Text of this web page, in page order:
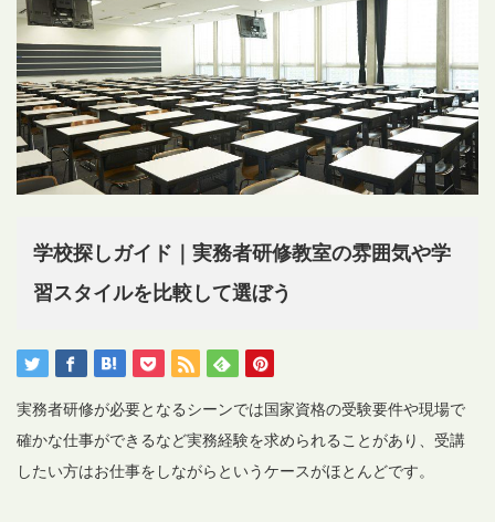
学校探しガイド｜実務者研修教室の雰囲気や学
習スタイルを比較して選ぼう
実務者研修が必要となるシーンでは国家資格の受験要件や現場で
確かな仕事ができるなど実務経験を求められることがあり、受講
したい方はお仕事をしながらというケースがほとんどです。